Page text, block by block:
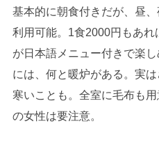
基本的に朝食付きだが、昼
利用可能。1食2000円もあ
が日本語メニュー付きで楽
には、何と暖炉がある。実
寒いことも。全室に毛布も
の女性は要注意。